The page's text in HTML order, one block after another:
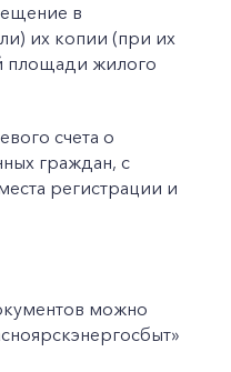
в
их копии (при их
площади жилого
счета о
граждан, с
регистрации и
можно